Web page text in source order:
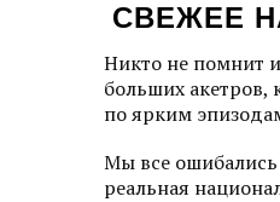
СВЕЖЕЕ
Никто не помнит
больших акетров,
по ярким
Мы все
реальная